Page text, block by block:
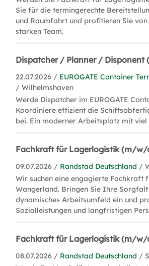
Sie für die termingerechte
und Raumfahrt und profitieren Sie
starken Team.
Dispatcher / Planner /
22.07.2026 / EUROGATE Container
/ Wilhelmshaven
Werde Dispatcher im EUROGATE
Koordiniere effizient die
bei. Ein moderner Arbeitsplatz mit
Fachkraft für Lagerlogistik (m/w/
09.07.2026 / Randstad Deutschland /
Wir suchen eine engagierte
Wangerland. Bringen Sie Ihre
dynamisches Arbeitsumfeld ein und
Sozialleistungen und langfristigen
Fachkraft für Lagerlogistik (m/w/
08.07.2026 / Randstad Deutschland /